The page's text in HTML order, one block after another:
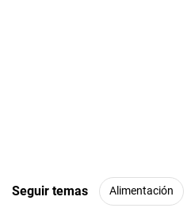
Seguir temas Alimentación